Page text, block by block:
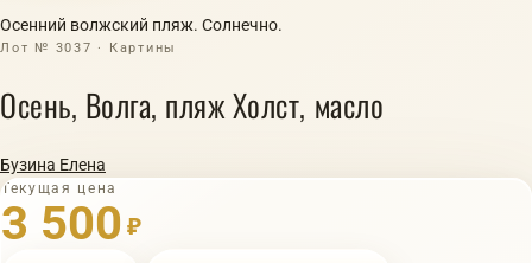
Осенний волжский пляж. Солнечно.
Лот № 3037 · Картины
Осень, Волга, пляж Холст, масло
Бузина Елена
Текущая цена
3 500 ₽